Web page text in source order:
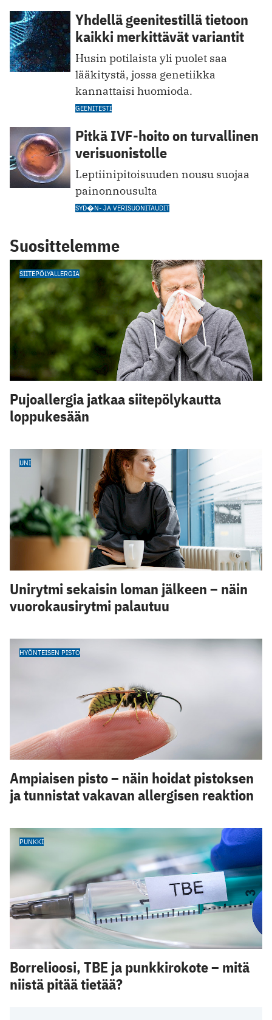
Yhdellä geenitestillä tietoon
kaikki merkittävät variantit
Husin potilaista yli puolet saa
lääkitystä, jossa genetiikka
kannattaisi huomioda.
GEENITESTI
Pitkä IVF-hoito on turvallinen
verisuonistolle
Leptiinipitoisuuden nousu suojaa
painonnousulta
SYD�N- JA VERISUONITAUDIT
Suosittelemme
SIITEPÖLYALLERGIA
Pujoallergia jatkaa siitepölykautta
loppukesään
UNI
Unirytmi sekaisin loman jälkeen – näin
vuorokausirytmi palautuu
HYÖNTEISEN PISTO
Ampiaisen pisto – näin hoidat pistoksen
ja tunnistat vakavan allergisen reaktion
PUNKKI
Borrelioosi, TBE ja punkkirokote – mitä
niistä pitää tietää?